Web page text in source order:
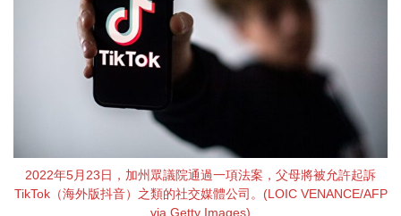
2022年5月23日，加州眾議院通過一項法案，父母將被允許起訴
TikTok（海外版抖音）之類的社交媒體公司。(LOIC VENANCE/AFP
via Getty Images)